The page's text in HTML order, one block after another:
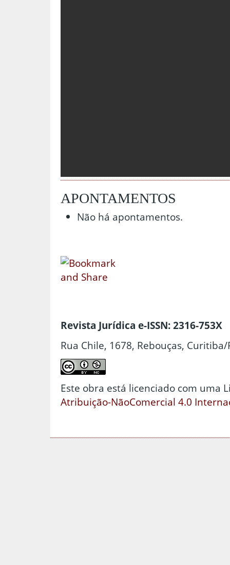
APONTAMENTOS
Não há apontamentos.
Revista Jurídica e-ISSN: 2316-753X
Rua Chile, 1678, Rebouças, Curitiba/
Este obra está licenciado com uma
Atribuição-NãoComercial 4.0